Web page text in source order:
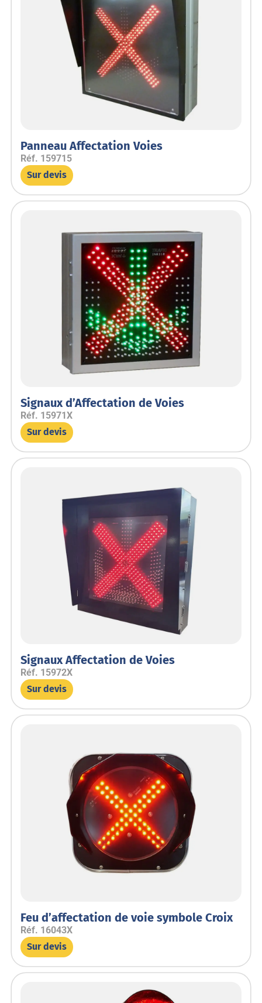
Panneau Affectation Voies
Réf. 159715
Sur devis
Signaux d’Affectation de Voies
Réf. 15971X
Sur devis
Signaux Affectation de Voies
Réf. 15972X
Sur devis
Feu d’affectation de voie symbole Croix
Réf. 16043X
Sur devis